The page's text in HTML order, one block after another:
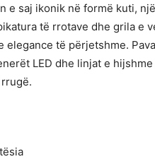
e saj ikonik në formë kuti,
të rrotave dhe grila e
elegance të përjetshme.
LED dhe linjat e